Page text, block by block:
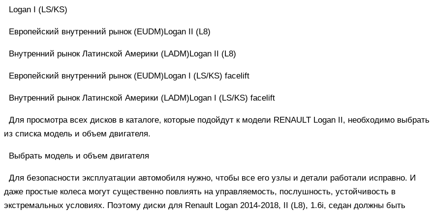
Logan I (LS/KS)
Европейский внутренний рынок (EUDM)Logan II (L8)
Внутренний рынок Латинской Америки (LADM)Logan II (L8)
Европейский внутренний рынок (EUDM)Logan I (LS/KS) facelift
Внутренний рынок Латинской Америки (LADM)Logan I (LS/KS) facelift
Для просмотра всех дисков в каталоге, которые подойдут к модели RENAULT Logan II, необходимо выбрать
из списка модель и объем двигателя.
Выбрать модель и объем двигателя
Для безопасности эксплуатации автомобиля нужно, чтобы все его узлы и детали работали исправно. И
даже простые колеса могут существенно повлиять на управляемость, послушность, устойчивость в
экстремальных условиях. Поэтому диски для Renault Logan 2014-2018, II (L8), 1.6i, седан должны быть